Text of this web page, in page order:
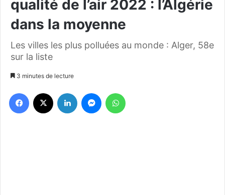
qualité de l’air 2022 : l’Algérie
dans la moyenne
Les villes les plus polluées au monde : Alger, 58e
sur la liste
3 minutes de lecture